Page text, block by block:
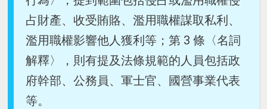
占財產、收受賄賂、濫用職權謀取私利、
濫用職權影響他人獲利等；第 3 條〈名詞
解釋〉，則有提及法條規範的人員包括政
府幹部、公務員、軍士官、國營事業代表
等。